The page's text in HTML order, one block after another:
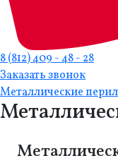
8 (812) 409 - 48 - 28
Заказать звонок
Металлические